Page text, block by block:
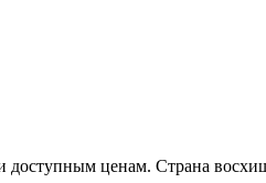
доступным ценам. Страна